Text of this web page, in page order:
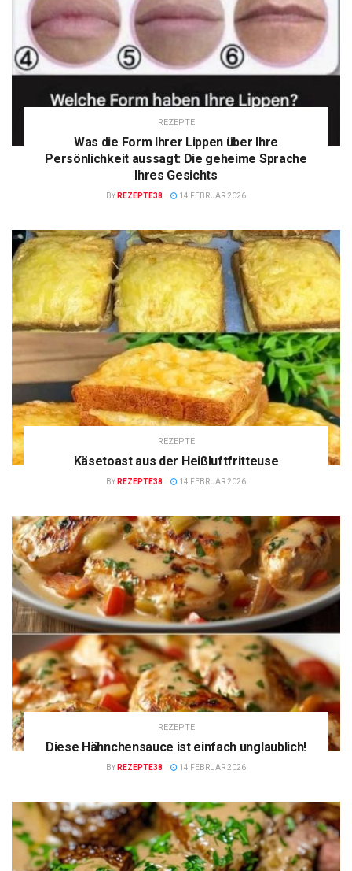
REZEPTE
Was die Form Ihrer Lippen über Ihre
Persönlichkeit aussagt: Die geheime Sprache
Ihres Gesichts
BY REZEPTE38 14 FEBRUAR 2026
REZEPTE
Käsetoast aus der Heißluftfritteuse
BY REZEPTE38 14 FEBRUAR 2026
REZEPTE
Diese Hähnchensauce ist einfach unglaublich!
BY REZEPTE38 14 FEBRUAR 2026